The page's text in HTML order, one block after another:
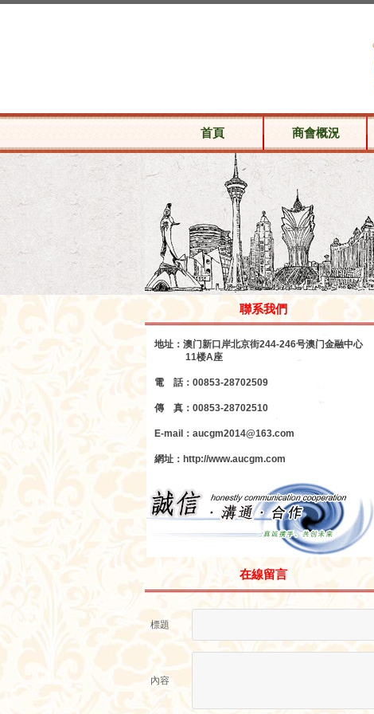
聯系我們
地址： 澳门新口岸北京街244-246号澳门金融中心
11楼A座
電 話：00853-28702509
傳 真：00853-28702510
E-mail：aucgm2014@163.com
網址：http://www.aucgm.com
在線留言
標題
內容
首頁 商會概況